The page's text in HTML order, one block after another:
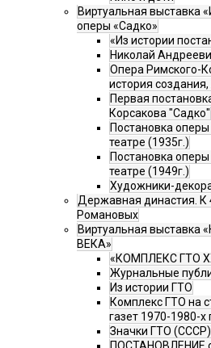
Виртуальная выставка
оперы «Садко»
«Из истории
Николай
Опера Римского-
история создания,
Первая
Корсакова "Садко"
Постановка
театре (1935г.)
Постановка
театре (1949г.)
Художники-
Державная династия.
Романовых
Виртуальная выставка
ВЕКА»
«КОМПЛЕКС ГТО
Журнальные
Из истории ГТО
Комплекс ГТО на
газет 1970-1980-х
Значки ГТО (СССР)